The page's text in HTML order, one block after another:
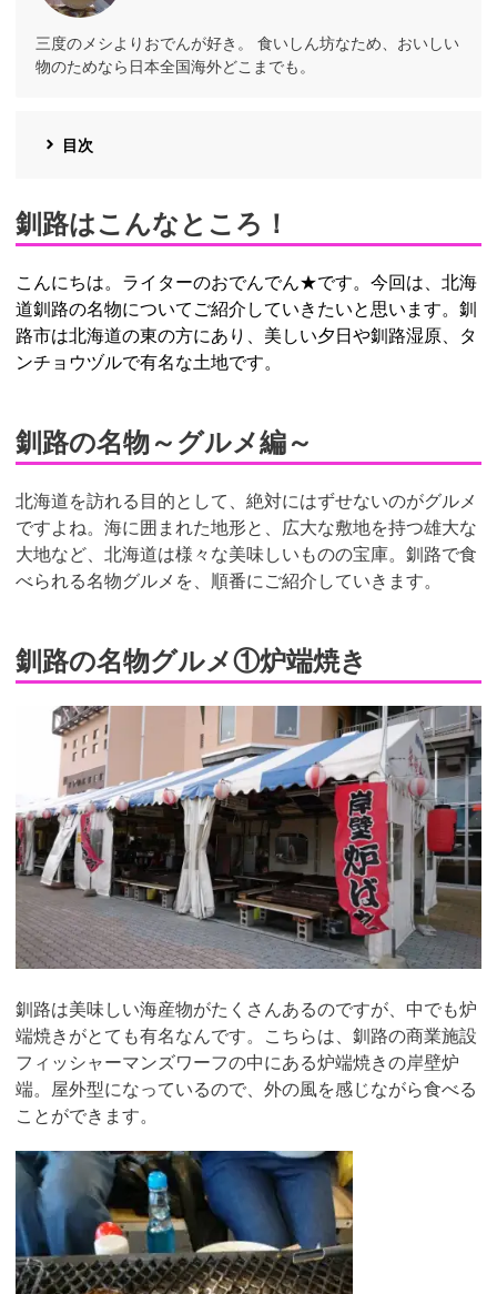
三度のメシよりおでんが好き。 食いしん坊なため、おいしい
物のためなら日本全国海外どこまでも。
目次
釧路はこんなところ！
こんにちは。ライターのおでんでん★です。今回は、北海
道釧路の名物についてご紹介していきたいと思います。釧
路市は北海道の東の方にあり、美しい夕日や釧路湿原、タ
ンチョウヅルで有名な土地です。
釧路の名物～グルメ編～
北海道を訪れる目的として、絶対にはずせないのがグルメ
ですよね。海に囲まれた地形と、広大な敷地を持つ雄大な
大地など、北海道は様々な美味しいものの宝庫。釧路で食
べられる名物グルメを、順番にご紹介していきます。
釧路の名物グルメ①炉端焼き
釧路は美味しい海産物がたくさんあるのですが、中でも炉
端焼きがとても有名なんです。こちらは、釧路の商業施設
フィッシャーマンズワーフの中にある炉端焼きの岸壁炉
端。屋外型になっているので、外の風を感じながら食べる
ことができます。